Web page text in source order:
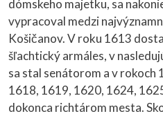
dómskeho majetku, sa
vypracoval medzi
Košičanov. V roku 1613
šľachtický armáles, v
sa stal senátorom a v rokoch
1618, 1619, 1620, 1624,
dokonca richtárom mesta.